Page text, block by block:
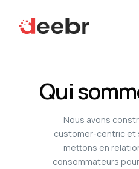
Qui
Nous avons
customer-centric et
mettons en
consommateurs
Ressources